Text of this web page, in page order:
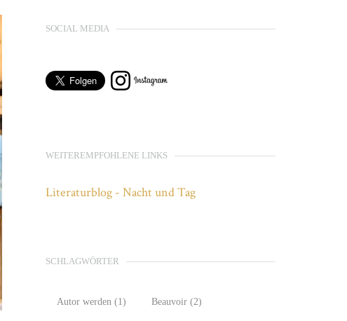
SOCIAL MEDIA
WEITEREMPFOHLENE LINKS
Literaturblog - Nacht und Tag
SCHLAGWÖRTER
Autor werden (1) Beauvoir (2)